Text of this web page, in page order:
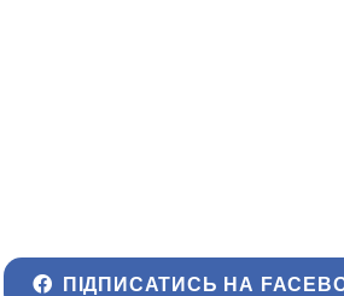
ПІДПИСАТИСЬ НА